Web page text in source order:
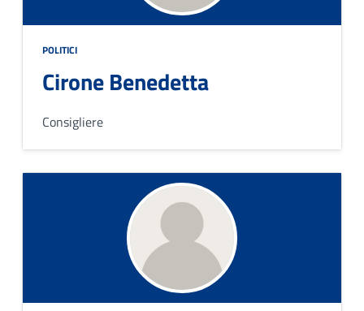
POLITICI
Cirone Benedetta
Consigliere